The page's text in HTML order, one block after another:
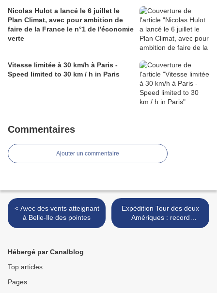
Nicolas Hulot a lancé le 6 juillet le
Plan Climat, avec pour ambition de
faire de la France le n°1 de l'économie
verte
Vitesse limitée à 30 km/h à Paris -
Speed ​​limited to 30 km / h in Paris
Commentaires
Ajouter un commentaire
< Avec des vents atteignant
à Belle-Ile des pointes
Expédition Tour des deux
Amériques : record
d'affluence sur le blog en
Hébergé par Canalblog
Top articles
Pages